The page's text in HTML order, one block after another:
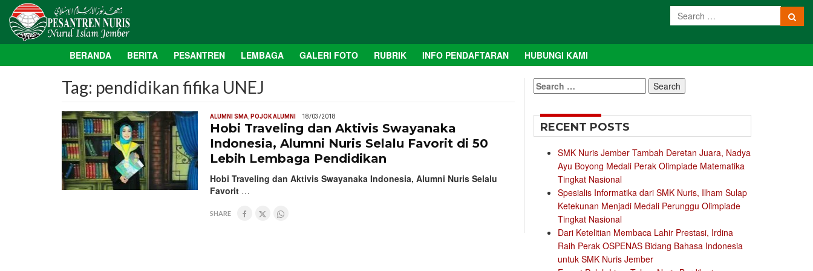
BERANDA BERITA PESANTREN LEMBAGA GALERI FOTO RUBRIK INFO PENDAFTARAN HUBUNGI KAMI
Tag: pendidikan fifika UNEJ
ALUMNI SMA, POJOK ALUMNI 18/03/2018
Hobi Traveling dan Aktivis Swayanaka
Indonesia, Alumni Nuris Selalu Favorit di 50
Lebih Lembaga Pendidikan
Hobi Traveling dan Aktivis Swayanaka Indonesia, Alumni Nuris Selalu
Favorit …
SHARE
Search
for:
RECENT POSTS
SMK Nuris Jember Tambah Deretan Juara, Nadya
Ayu Boyong Medali Perak Olimpiade Matematika
Tingkat Nasional
Spesialis Informatika dari SMK Nuris, Ilham Sulap
Ketekunan Menjadi Medali Perunggu Olimpiade
Tingkat Nasional
Dari Ketelitian Membaca Lahir Prestasi, Irdina
Raih Perak OSPENAS Bidang Bahasa Indonesia
untuk SMK Nuris Jember